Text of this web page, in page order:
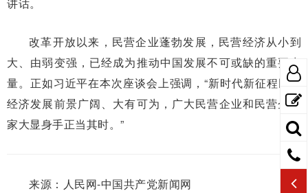
改革开放以来，民营企业蓬勃发展，民营经济从小到
大、由弱变强，已经成为推动中国发展不可或缺的重要力
量。正如习近平在本次座谈会上强调，“新时代新征程民营
经济发展前景广阔、大有可为，广大民营企业和民营企业
家大显身手正当其时。”
来源：人民网-中国共产党新闻网